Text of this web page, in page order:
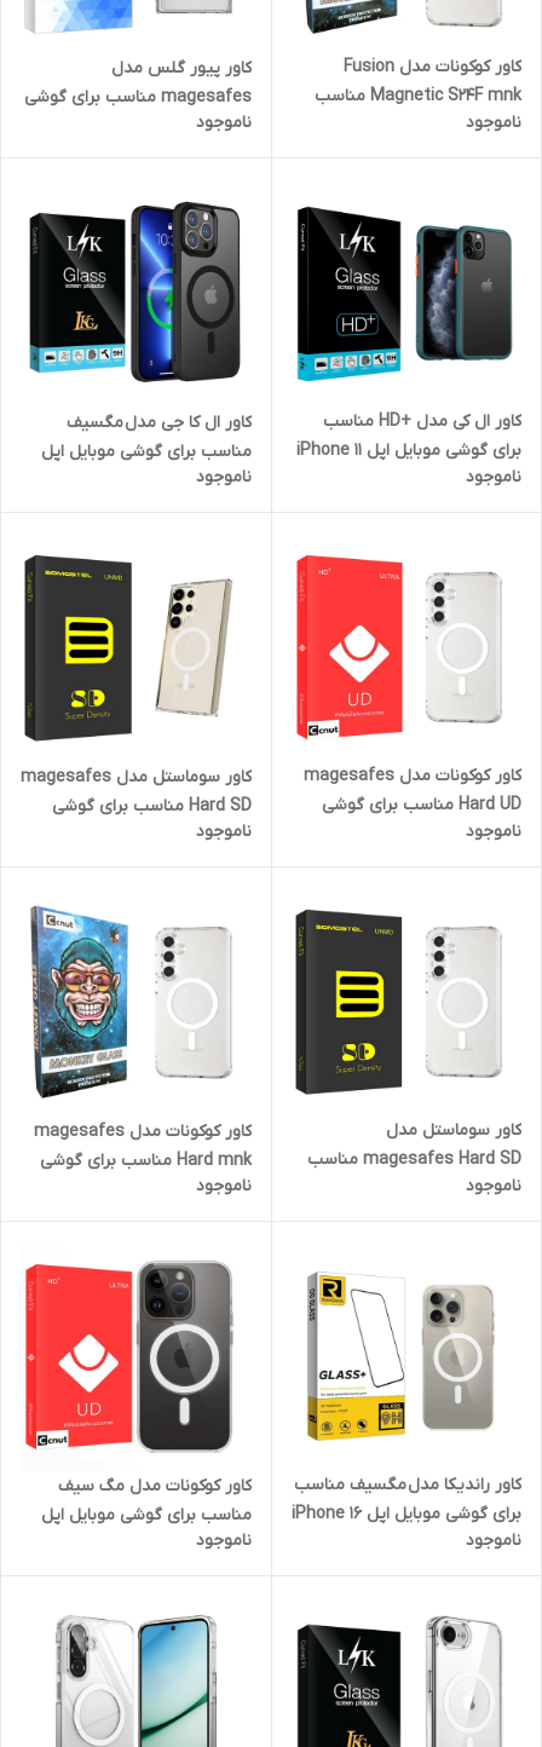
کاور کوکونات مدل Fusion
Magnetic S24F mnk مناسب
برای گوشی موبایل سامسونگ
Galaxy S24 FE
ناموجود
کاور پیور گلس مدل
magesafes مناسب برای گوشی
Ultra
ناموجود
کاور ال کی مدل +HD مناسب
برای گوشی موبایل اپل iPhone 11
Pro
ناموجود
کاور ال کا جی مدل مگسیف
مناسب برای گوشی موبایل اپل
iPhone 14 Pro Max
ناموجود
کاور کوکونات مدل magesafes
Hard UD مناسب برای گوشی
FE
ناموجود
کاور سوماستل مدل magesafes
Hard SD مناسب برای گوشی
Ultra 5G
ناموجود
کاور سوماستل مدل
magesafes Hard SD مناسب
برای گوشی موبایل سامسونگ
Galaxy S24 FE
ناموجود
کاور کوکونات مدل magesafes
Hard mnk مناسب برای گوشی
FE
ناموجود
کاور راندیکا مدل مگسیف مناسب
برای گوشی موبایل اپل iPhone 16
Pro Max
ناموجود
کاور کوکونات مدل مگ سیف
مناسب برای گوشی موبایل اپل
iPhone 12 Pro Max
ناموجود